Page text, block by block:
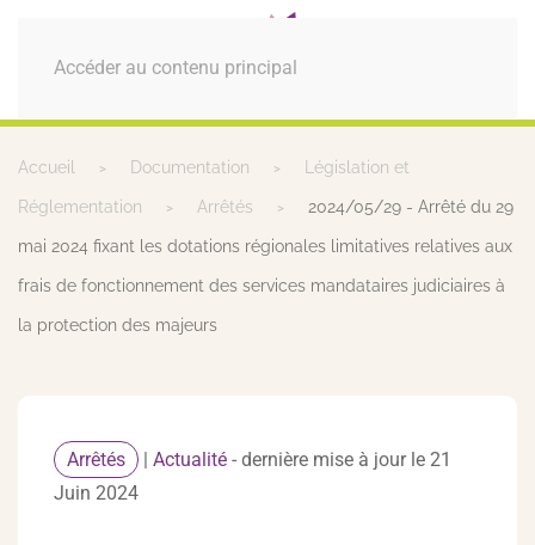
Accéder au contenu principal
MENU
Accueil Documentation Législation et
Réglementation Arrêtés 2024/05/29 - Arrêté du 29
mai 2024 fixant les dotations régionales limitatives relatives aux
frais de fonctionnement des services mandataires judiciaires à
la protection des majeurs
Arrêtés | Actualité - dernière mise à jour le 21
Juin 2024